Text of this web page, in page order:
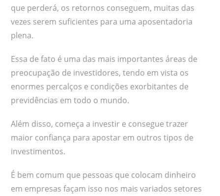
que perderá, os retornos conseguem, muitas das
vezes serem suficientes para uma aposentadoria
plena.
Essa de fato é uma das mais importantes áreas de
preocupação de investidores, tendo em vista os
enormes percalços e condições exorbitantes de
previdências em todo o mundo.
Além disso, começa a investir e consegue trazer
maior confiança para apostar em outros tipos de
investimentos.
É bem comum que pessoas que colocam dinheiro
em empresas façam isso nos mais variados setores